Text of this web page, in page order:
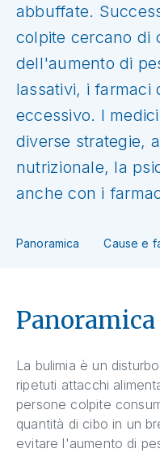
abbuffate.
colpite cercano di
dell'aumento di
lassativi, i farmaci
eccessivo. I
diverse strategie,
nutrizionale, la
anche con i
Panoramica Cause e
Panoramica
La bulimia è un
ripetuti attacchi
persone colpite
quantità di cibo in un
evitare l'aumento di